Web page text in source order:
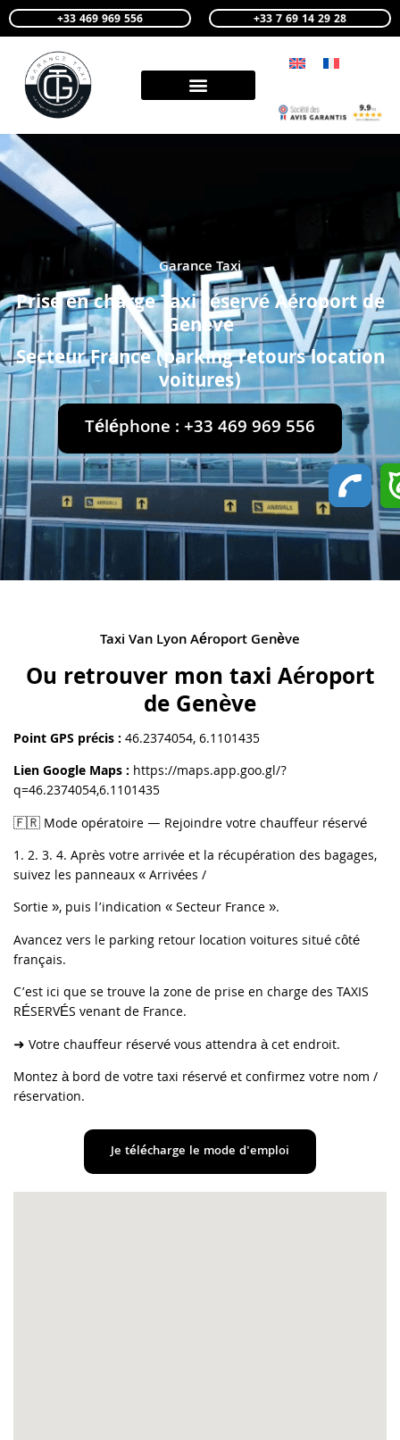
+33 469 969 556 +33 7 69 14 29 28
Garance Taxi
Prise en charge Taxi réservé Aéroport de
Genève
Secteur France (parking retours location
voitures)
Téléphone : +33 469 969 556
Taxi Van Lyon Aéroport Genève
Ou retrouver mon taxi Aéroport
de Genève
Point GPS précis : 46.2374054, 6.1101435
Lien Google Maps : https://maps.app.goo.gl/?
q=46.2374054,6.1101435
🇫🇷 Mode opératoire — Rejoindre votre chauffeur réservé
1. 2. 3. 4. Après votre arrivée et la récupération des bagages,
suivez les panneaux « Arrivées /
Sortie », puis l’indication « Secteur France ».
Avancez vers le parking retour location voitures situé côté
français.
C’est ici que se trouve la zone de prise en charge des TAXIS
RÉSERVÉS venant de France.
➜ Votre chauffeur réservé vous attendra à cet endroit.
Montez à bord de votre taxi réservé et confirmez votre nom /
réservation.
Je télécharge le mode d'emploi